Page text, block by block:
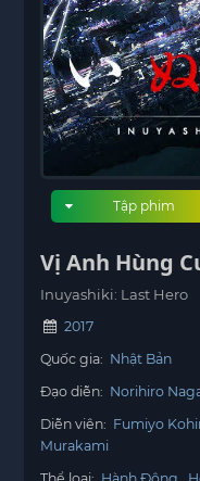
Tập phim
Vị Anh Hùng
Inuyashiki: Last Hero
2017
Quốc gia: Nhật Bản
Đạo diễn: Norihiro
Diễn viên: Fumiyo
Murakami